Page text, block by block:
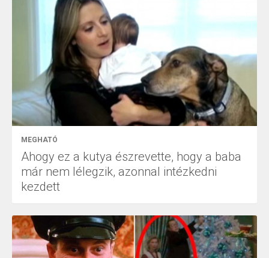
MEGHATÓ
Ahogy ez a kutya észrevette, hogy a baba
már nem lélegzik, azonnal intézkedni
kezdett